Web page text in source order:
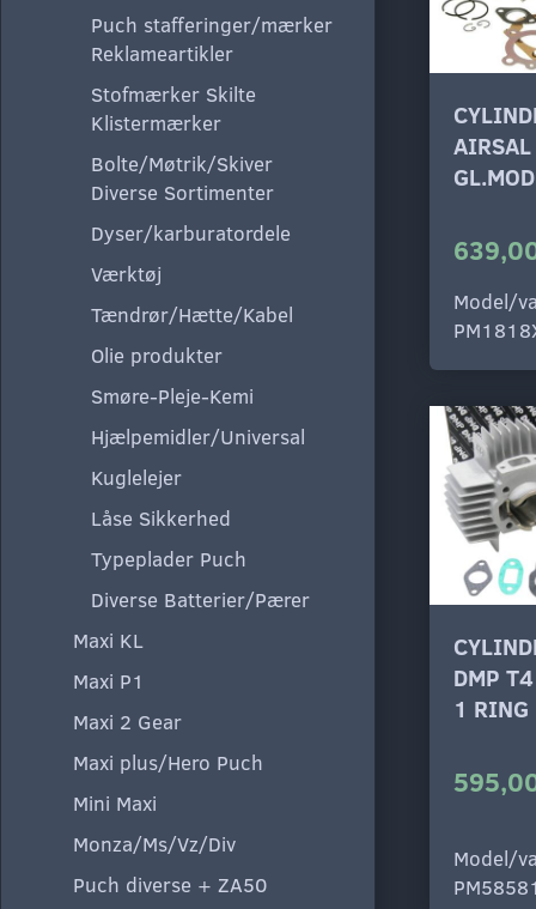
Puch stafferinger/mærker
Reklameartikler
Stofmærker Skilte
Klistermærker
Bolte/Møtrik/Skiver
Diverse Sortimenter
Dyser/karburatordele
Værktøj
Tændrør/Hætte/Kabel
Olie produkter
Smøre-Pleje-Kemi
Hjælpemidler/Universal
Kuglelejer
Låse Sikkerhed
Typeplader Puch
Diverse Batterier/Pærer
Maxi KL
Maxi P1
Maxi 2 Gear
Maxi plus/Hero Puch
Mini Maxi
Monza/Ms/Vz/Div
Puch diverse + ZA50
Model/
DMP
1 RING
Model/